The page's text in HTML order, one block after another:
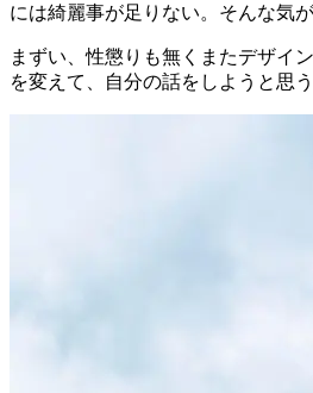
には綺麗事が足りない。そんな気が
まずい、性懲りも無くまたデザイ
を変えて、自分の話をしようと思う